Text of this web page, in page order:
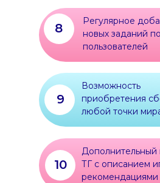
8
9
10
Возможность
приобретения
любой точки
Регулярное
новых заданий
пользователей
Дополнительный
ТГ с описанием
рекомендациями